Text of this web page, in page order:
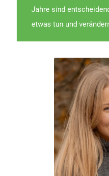
Jahre sind
etwas tun und